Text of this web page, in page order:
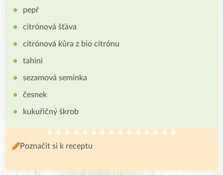
pepř
citrónová šťáva
citrónová kůra z bio citrónu
tahini
sezamová semínka
česnek
kukuřičný škrob
Poznačit si k receptu